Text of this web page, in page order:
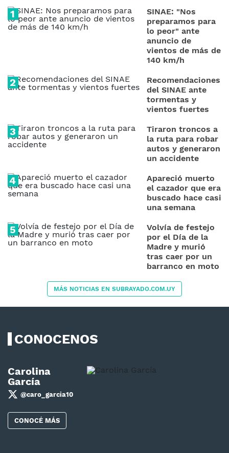
SINAE: "Nos
preparamos para
lo peor" ante
anuncio de
vientos de más de
140 km/h
Recomendaciones
del SINAE ante
tormentas y
vientos fuertes
Tiraron troncos a
la ruta para robar
autos y generaron
un accidente
Apareció muerto
el cazador que era
buscado hace casi
una semana
Volvía de festejo
por el Día de la
Madre y murió
tras caer por un
barranco en moto
MÁS NOTICIAS EN SUBRAYADO.COM.UY
CONOCENOS
Carolina
García
@caro_garcia10
CONOCÉ MÁS